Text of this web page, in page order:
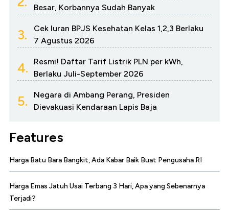
Besar, Korbannya Sudah Banyak
3.
Cek Iuran BPJS Kesehatan Kelas 1,2,3 Berlaku
7 Agustus 2026
4.
Resmi! Daftar Tarif Listrik PLN per kWh,
Berlaku Juli-September 2026
5.
Negara di Ambang Perang, Presiden
Dievakuasi Kendaraan Lapis Baja
Features
Harga Batu Bara Bangkit, Ada Kabar Baik Buat Pengusaha RI
Harga Emas Jatuh Usai Terbang 3 Hari, Apa yang Sebenarnya
Terjadi?